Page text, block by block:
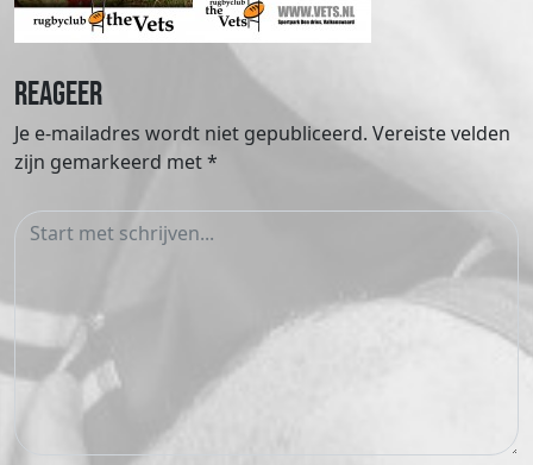
Reageer
Je e-mailadres wordt niet gepubliceerd. Vereiste velden
zijn gemarkeerd met*